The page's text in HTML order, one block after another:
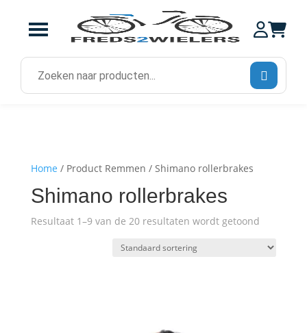
Zoek
naar:
Home / Product Remmen / Shimano rollerbrakes
Shimano rollerbrakes
Resultaat 1–9 van de 20 resultaten wordt getoond